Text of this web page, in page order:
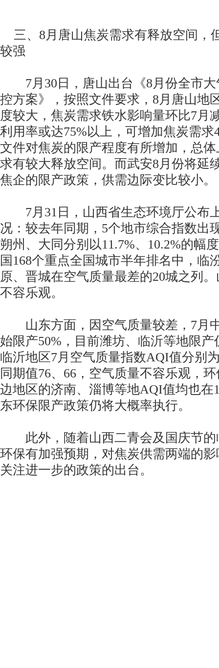
三、8月唐山焦炭需求有释放空间，
较强
7月30日，唐山出台《8月份全市大
控方案》，按照文件要求，8月唐山地
度较大，焦炭需求铁水影响量环比7月
利用率或达75%以上，可增加焦炭需求
文件对焦炭的限产程度有所增加，总
求有较大释放空间。而武安8月份将延
焦企的限产政策，供需边际变比较小。
7月31日，山西省生态环境厅公布
况：较去年同期，5个地市综合指数出
朔州、大同分别以11.7%、10.2%的幅
国168个重点全国城市半年排名中，临
原、晋城在空气质量最差的20城之列
不容乐观。
山东方面，因空气质量较差，7月
始限产50%，目前潍坊、临沂等地限
临沂地区7月空气质量指数AQI值分别
同期值76、66，空气质量不容乐观，
边地区的济南、淄博等地AQI值均也在
东环保限产政策仍将大概率执行。
此外，随着山西二青会及国庆节的
环保有加强预期，对焦炭供需两端的
关注进一步的政策的出台。